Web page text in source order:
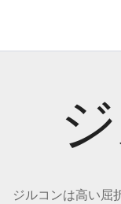
ジルコンは高い屈